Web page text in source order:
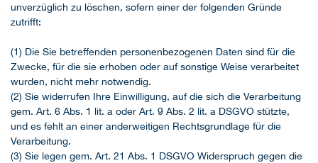
unverzüglich zu löschen, sofern einer der folgenden Gründe
zutrifft:
(1) Die Sie betreffenden personenbezogenen Daten sind für die
Zwecke, für die sie erhoben oder auf sonstige Weise verarbeitet
wurden, nicht mehr notwendig.
(2) Sie widerrufen Ihre Einwilligung, auf die sich die Verarbeitung
gem. Art. 6 Abs. 1 lit. a oder Art. 9 Abs. 2 lit. a DSGVO stützte,
und es fehlt an einer anderweitigen Rechtsgrundlage für die
Verarbeitung.
(3) Sie legen gem. Art. 21 Abs. 1 DSGVO Widerspruch gegen die